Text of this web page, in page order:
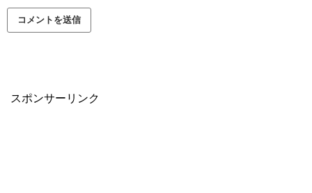
スポンサーリンク